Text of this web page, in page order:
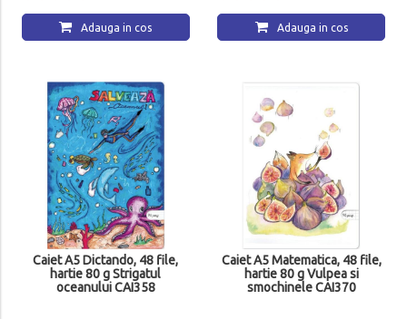
Adauga in cos Adauga in cos
Caiet A5 Dictando, 48 file,
hartie 80 g Strigatul
oceanului CAI358
Caiet A5 Matematica, 48 file,
hartie 80 g Vulpea si
smochinele CAI370